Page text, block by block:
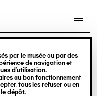
par le musée ou par des
de navigation et
d’utilisation.
au bon fonctionnement
tous les refuser ou en
dépôt.